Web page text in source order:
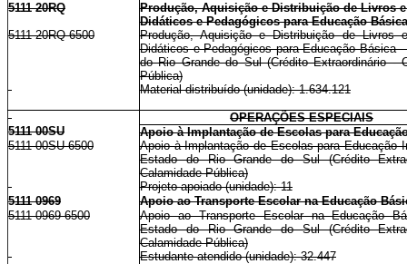
5111 20RQ
Produção, Aquisição e Distribuição de Livros
Didáticos e Pedagógicos para Educação Básica
5111 20RQ 6500
Produção, Aquisição e Distribuição de Livros
Didáticos e Pedagógicos para Educação Básica
do Rio Grande do Sul (Crédito Extraordinário -
Pública)
Material distribuído (unidade): 1.634.121
OPERAÇÕES ESPECIAIS
5111 00SU
Apoio à Implantação de Escolas para
5111 00SU 6500
Apoio à Implantação de Escolas para Educação
Estado do Rio Grande do Sul (Crédito
Calamidade Pública)
Projeto apoiado (unidade): 11
5111 0969
Apoio ao Transporte Escolar na Educação
5111 0969 6500
Apoio ao Transporte Escolar na Educação
Estado do Rio Grande do Sul (Crédito
Calamidade Pública)
Estudante atendido (unidade): 32.447